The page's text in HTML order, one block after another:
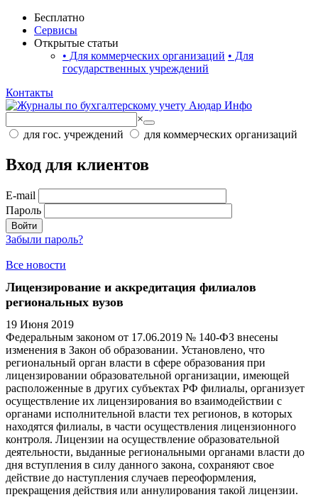
Бесплатно
Сервисы
Открытые статьи
• Для коммерческих организаций • Для
государственных учреждений
Контакты
×
для гос. учреждений
для коммерческих организаций
Вход для клиентов
E-mail
Пароль
Войти
Забыли пароль?
Все новости
Лицензирование и аккредитация филиалов
региональных вузов
19 Июня 2019
Федеральным законом от 17.06.2019 № 140-ФЗ внесены
изменения в Закон об образовании. Установлено, что
региональный орган власти в сфере образования при
лицензировании образовательной организации, имеющей
расположенные в других субъектах РФ филиалы, организует
осуществление их лицензирования во взаимодействии с
органами исполнительной власти тех регионов, в которых
находятся филиалы, в части осуществления лицензионного
контроля. Лицензии на осуществление образовательной
деятельности, выданные региональными органами власти до
дня вступления в силу данного закона, сохраняют свое
действие до наступления случаев переоформления,
прекращения действия или аннулирования такой лицензии.